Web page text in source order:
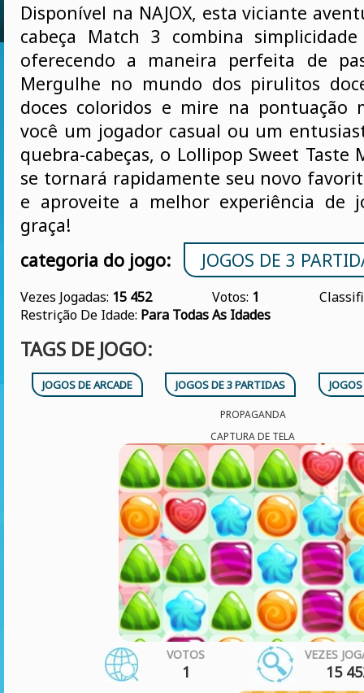
Disponível na NAJOX, esta viciante
cabeça Match 3 combina
oferecendo a maneira perfeita de
Mergulhe no mundo dos pirulitos
doces coloridos e mire na pontuação
você um jogador casual ou um
quebra-cabeças, o Lollipop Sweet Taste
se tornará rapidamente seu novo
e aproveite a melhor experiência de
graça!
categoria do jogo:
JOGOS DE 3
Vezes Jogadas: 15 452 Votos: 1
Restrição De Idade: Para Todas As Idades
TAGS DE JOGO:
JOGOS DE ARCADE JOGOS DE 3 PARTIDAS
PROPAGANDA
CAPTURA DE TELA
VOTOS
1
VEZES
15